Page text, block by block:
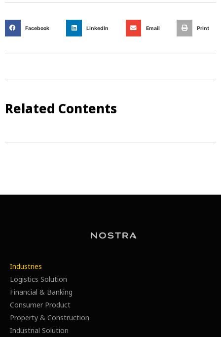
Facebook LinkedIn Email Print
Related Contents
Industries
Logistics Solution
Financial & Banking
Consumer Product
Property & Construction
Industrial Solution